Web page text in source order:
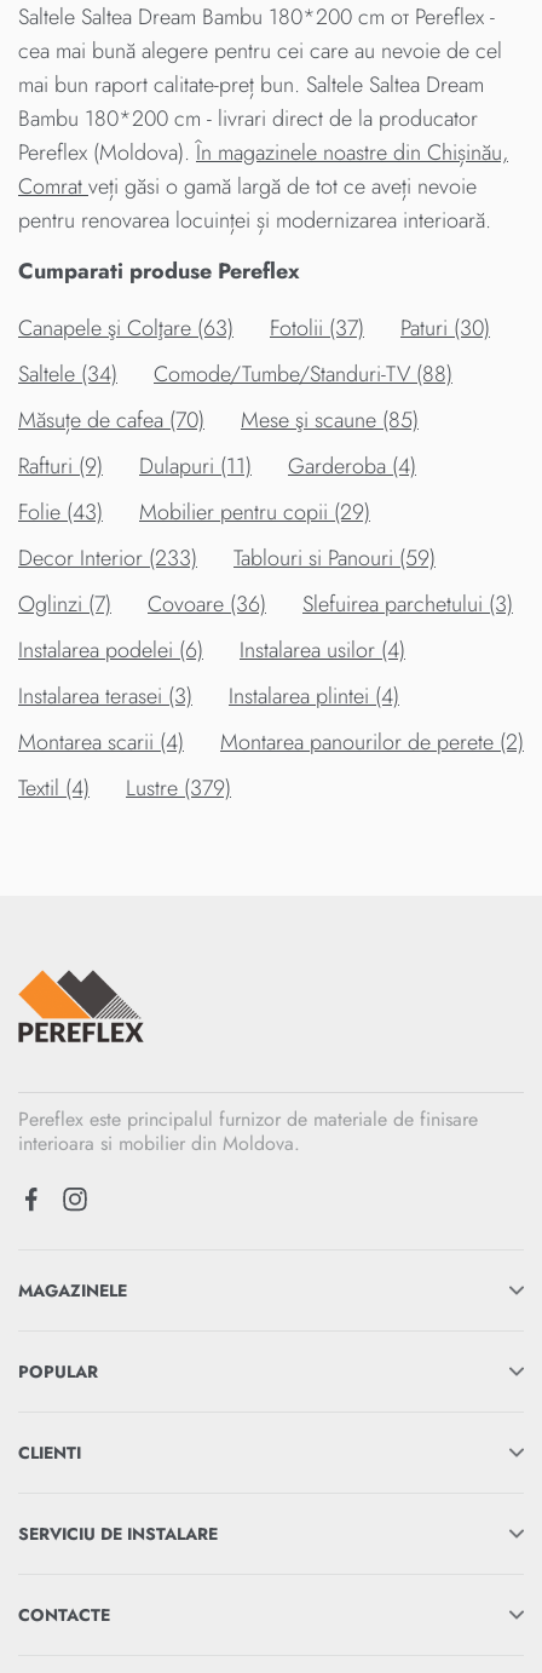
Saltele Saltea Dream Bambu 180*200 cm от Pereflex -
cea mai bună alegere pentru cei care au nevoie de cel
mai bun raport calitate-preț bun. Saltele Saltea Dream
Bambu 180*200 cm - livrari direct de la producator
Pereflex (Moldova).În magazinele noastre din Chișinău,
Comratveți găsi o gamă largă de tot ce aveți nevoie
pentru renovarea locuinței și modernizarea interioară.
Cumparati produse Pereflex
Canapele şi Colţare (63)
Fotolii (37)
Paturi (30)
Saltele (34)
Comode/Tumbe/Standuri-TV (88)
Măsuțe de cafea (70)
Mese şi scaune (85)
Rafturi (9)
Dulapuri (11)
Garderoba (4)
Folie (43)
Mobilier pentru copii (29)
Decor Interior (233)
Tablouri si Panouri (59)
Oglinzi (7)
Covoare (36)
Slefuirea parchetului (3)
Instalarea podelei (6)
Instalarea usilor (4)
Instalarea terasei (3)
Instalarea plintei (4)
Montarea scarii (4)
Montarea panourilor de perete (2)
Textil (4)
Lustre (379)
Pereflex este principalul furnizor de materiale de finisare
interioara si mobilier din Moldova.
MAGAZINELE
POPULAR
CLIENTI
SERVICIU DE INSTALARE
CONTACTE